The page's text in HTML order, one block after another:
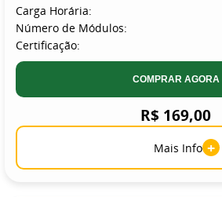
Carga Horária:
Número de Módulos:
Certificação:
COMPRAR AGORA
R$ 169,00
Mais Info +